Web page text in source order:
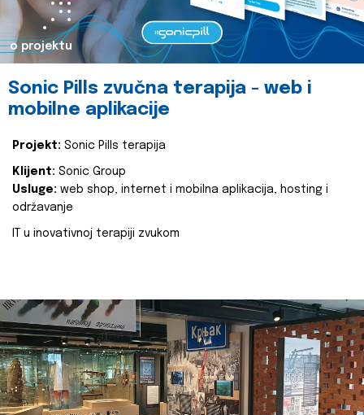
o projektu
Sonic Pills zvučna terapija - web i
mobilne aplikacije
Projekt: Sonic Pills terapija
Klijent: Sonic Group
Usluge: web shop, internet i mobilna aplikacija, hosting i
održavanje
IT u inovativnoj terapiji zvukom